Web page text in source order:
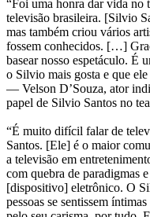
“Foi uma honra dar vida no
televisão brasileira. [Silvio
mas também criou vários
fossem conhecidos. […]
basear nosso espetáculo. É
o Silvio mais gosta e que
— Velson D’Souza, ator
papel de Silvio Santos no
“É muito difícil falar de
Santos. [Ele] é o maior
a televisão em
com quebra de paradigmas
[dispositivo] eletrônico. O
pessoas se sentissem